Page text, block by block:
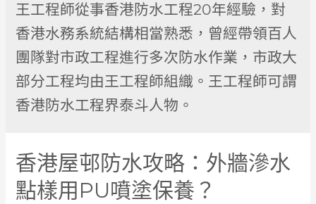
王工程師從事香港防水工程20年經驗，對
香港水務系統結構相當熟悉，曾經帶領百人
團隊對市政工程進行多次防水作業，市政大
部分工程均由王工程師組織。王工程師可謂
香港防水工程界泰斗人物。
香港屋邨防水攻略：外牆滲水
點樣用PU噴塗保養？